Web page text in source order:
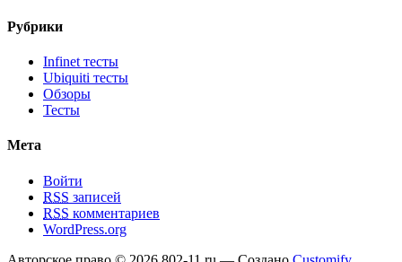
Рубрики
Infinet тесты
Ubiquiti тесты
Обзоры
Тесты
Мета
Войти
RSS записей
RSS комментариев
WordPress.org